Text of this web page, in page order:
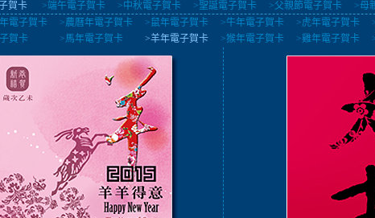
賀卡 >端午電子賀卡 >中秋電子賀卡 >聖誕電子賀卡 >父親節電子賀卡 >母
電子賀卡
>農曆年電子賀卡 >鼠年電子賀卡 >牛年電子賀卡 >虎年電子賀卡
賀卡
>馬年電子賀卡 >羊年電子賀卡 >猴年電子賀卡 >雞年電子賀卡